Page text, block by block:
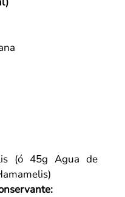
(ó 45g Agua de